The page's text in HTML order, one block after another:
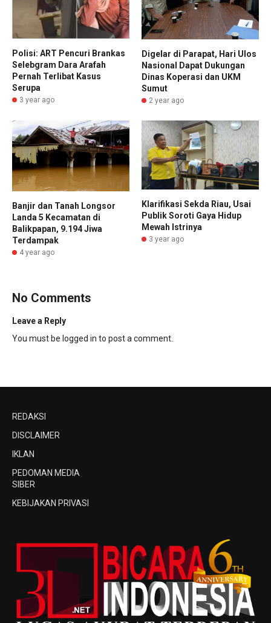
Polisi: ART Pencuri Brankas
Selebgram Dara Arafah
Pernah Terlibat Kasus
Serupa
3 year ago
Digelar di Parapat, Hari Ulos
Nasional Dapat Dukungan
Dinas Koperasi dan UKM
Sumut
2 year ago
Banjir dan Tanah Longsor
Landa 5 Kecamatan di
Balikpapan, 9.194 Jiwa
Terdampak
4 year ago
Klarifikasi Sekda Riau, Usai
Publik Soroti Gaya Hidup
Mewah Istrinya
3 year ago
No Comments
Leave a Reply
You must be logged in to post a comment.
REDAKSI
DISCLAIMER
IKLAN
PEDOMAN MEDIA
SIBER
KEBIJAKAN PRIVASI